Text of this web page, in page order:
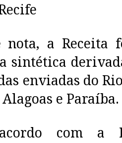
nota, a Receita
sintética
enviadas do
e Paraíba.
com a